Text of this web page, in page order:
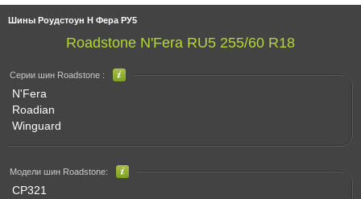
Шины Роудстоун Н Фера РУ5
Roadstone N'Fera RU5 255/60 R18
Серии шин Roadstone :
N'Fera
Roadian
Winguard
Модели шин Roadstone:
CP321